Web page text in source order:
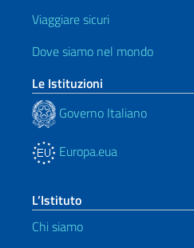
Viaggiare sicuri
Dove siamo nel mondo
Le Istituzioni
Governo Italiano
Europa.eua
L’Istituto
Chi siamo